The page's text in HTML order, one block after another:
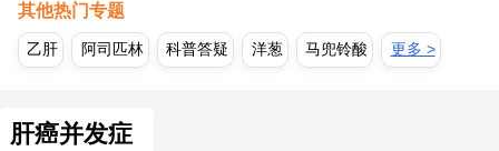
其他热门专题
乙肝 阿司匹林 科普答疑 洋葱 马兜铃酸 更多 >
肝癌并发症